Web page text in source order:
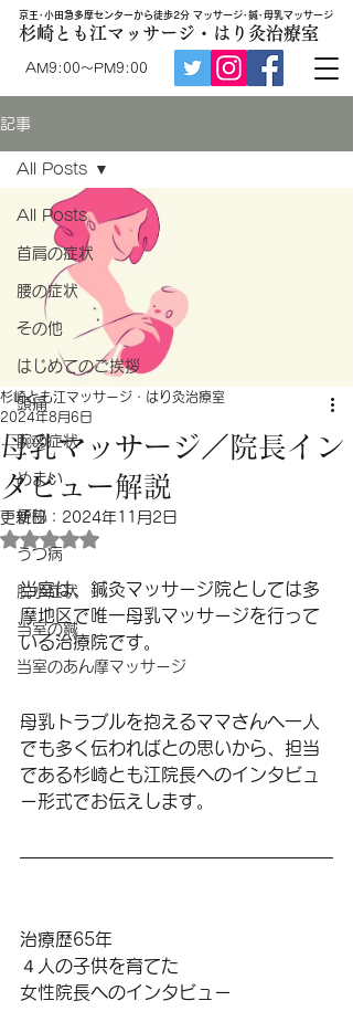
AM9:00～PM9:00
京王･小田急多摩センターから徒歩2分 マッサージ･鍼･母乳マッサージ
杉崎とも江マッサージ・はり灸治療室
記事
All Posts
首肩の症状
腰の症状
その他
はじめてのご挨拶
頭痛
腕の症状
めまい
便秘
うつ病
脱水症状
当室の鍼
当室のあん摩マッサージ
All Posts
母乳マッサージ／院長イン
タビュー解説
杉崎とも江マッサージ・はり灸治療室
2024年8月6日
更新日： 2024年11月2日
5つ星のうちNaNと評価されています。
当室は、鍼灸マッサージ院としては多
摩地区で唯一母乳マッサージを行って
いる治療院です。
母乳トラブルを抱えるママさんへ一人
でも多く伝わればとの思いから、担当
である杉崎とも江院長へのインタビュ
ー形式でお伝えします。
治療歴65年
４人の子供を育てた
女性院長へのインタビュー